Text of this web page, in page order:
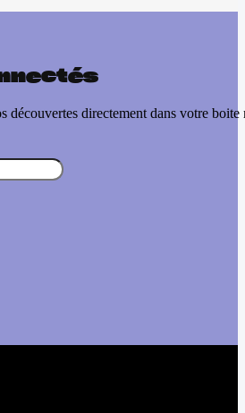
découvertes directement dans votre boite